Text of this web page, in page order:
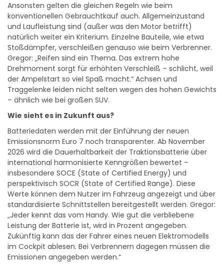
Ansonsten gelten die gleichen Regeln wie beim
konventionellen Gebrauchtkauf auch. Allgemeinzustand
und Laufleistung sind (außer was den Motor betrifft)
natürlich weiter ein Kriterium. Einzelne Bauteile, wie etwa
Stoßdämpfer, verschleißen genauso wie beim Verbrenner.
Gregor: „Reifen sind ein Thema. Das extrem hohe
Drehmoment sorgt für erhöhten Verschleiß – schlicht, weil
der Ampelstart so viel Spaß macht.“ Achsen und
Traggelenke leiden nicht selten wegen des hohen Gewichts
– ähnlich wie bei großen SUV.
Wie sieht es in Zukunft aus?
Batteriedaten werden mit der Einführung der neuen
Emissionsnorm Euro 7 noch transparenter. Ab November
2026 wird die Dauerhaltbarkeit der Traktionsbatterie über
international harmonisierte Kenngrößen bewertet –
insbesondere SOCE (State of Certified Energy) und
perspektivisch SOCR (State of Certified Range). Diese
Werte können dem Nutzer im Fahrzeug angezeigt und über
standardisierte Schnittstellen bereitgestellt werden. Gregor:
„Jeder kennt das vom Handy. Wie gut die verbliebene
Leistung der Batterie ist, wird in Prozent angegeben.
Zukünftig kann das der Fahrer eines neuen Elektromodells
im Cockpit ablesen. Bei Verbrennern dagegen müssen die
Emissionen angegeben werden.“